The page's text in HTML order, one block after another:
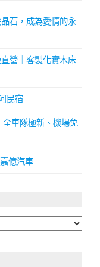
石，成為愛情的永
營｜客製化實木床
民宿
全車隊極新、機場免
億汽車